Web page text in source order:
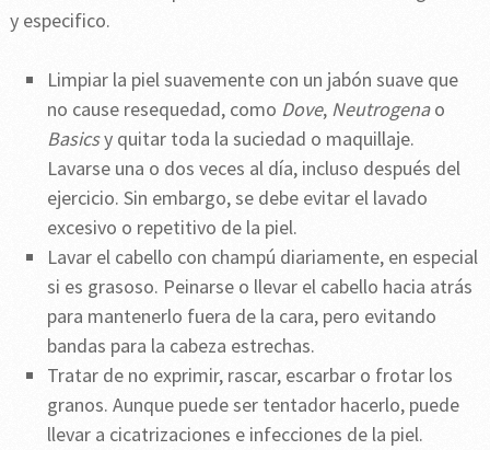
y especifico.
Limpiar la piel suavemente con un jabón suave que
no cause resequedad, como Dove, Neutrogenao
Basicsy quitar toda la suciedad o maquillaje.
Lavarse una o dos veces al día, incluso después del
ejercicio. Sin embargo, se debe evitar el lavado
excesivo o repetitivo de la piel.
Lavar el cabello con champú diariamente, en especial
si es grasoso. Peinarse o llevar el cabello hacia atrás
para mantenerlo fuera de la cara, pero evitando
bandas para la cabeza estrechas.
Tratar de no exprimir, rascar, escarbar o frotar los
granos. Aunque puede ser tentador hacerlo, puede
llevar a cicatrizaciones e infecciones de la piel.